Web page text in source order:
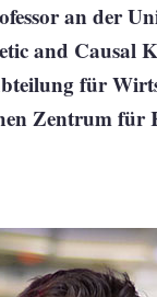
an der
and Causal
für
Zentrum